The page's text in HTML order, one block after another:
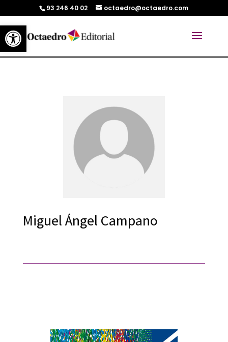
Abrir barra de herramientas
93 246 40 02 octaedro@octaedro.com
Miguel Ángel Campano